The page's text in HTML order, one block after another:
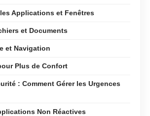
Applications et Fenêtres
et Documents
et Navigation
Plus de Confort
: Comment Gérer les Urgences
Non Réactives